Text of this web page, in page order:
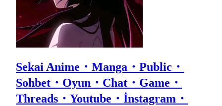
Sekai Anime・Manga・Public・
Sohbet・Oyun・Chat・Game・
Threads・Youtube・İnstagram・